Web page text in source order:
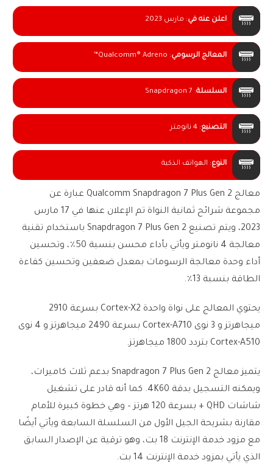
اعلن عنه في: مارس 2023
المعالج الرسومي:
Qualcomm® Adreno™
السلسلة:
Snapdragon 7
التصنيع:4 نانومتر
النوع: الهواتف الذكية
معالج Qualcomm Snapdragon 7 Plus Gen 2 عبارة عن
مجموعة شرائح ثمانية النواة تم الإعلان عنها في 17 مارس
2023، ويتم تصنيع Snapdragon 7 Plus Gen 2 باستخدام تقنية
معالجة 4 نانومتر ويأتي بأداء محسن بنسبة 50٪، وتحسين
أداء وحدة معالجة الرسومات بمعدل ضعفين وتحسين كفاءة
الطاقة بنسبة 13٪.
يحتوي المعالج على نواة واحدة Cortex-X2 بسرعة 2910
ميجاهرتز و 3 نوى Cortex-A710 بسرعة 2490 ميجاهرتز و 4 نوى
Cortex-A510 بتردد 1800 ميجاهرتز.
يتميز معالج Snapdragon 7 Plus Gen 2 بدعم ثلاث كاميرات،
ويمكنه التسجيل بدقة 4K60. كما أنه قادر على تشغيل
شاشات QHD + بسرعة 120 هرتز – وهي خطوة كبيرة للأمام
مقارنة بشريحة الجيل الأول من السلسلة السابعة ويأتي أيضًا
مع مزود خدمة الإنترنت 18 بت، وهو ترقية عن الإصدار السابق
الذي يأتي بمزود خدمة الإنترنت 14 بت.